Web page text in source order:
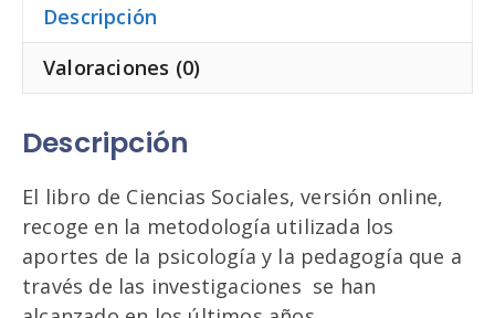
Descripción
Valoraciones (0)
Descripción
El libro de Ciencias Sociales, versión online,
recoge en la metodología utilizada los
aportes de la psicología y la pedagogía que a
través de las investigaciones se han